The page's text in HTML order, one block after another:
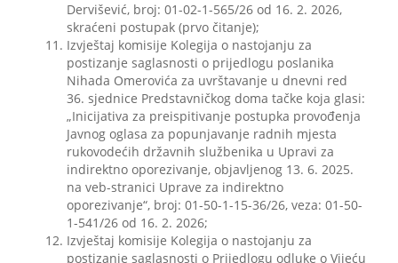
Dervišević, broj: 01-02-1-565/26 od 16. 2. 2026,
skraćeni postupak (prvo čitanje);
Izvještaj komisije Kolegija o nastojanju za
postizanje saglasnosti o prijedlogu poslanika
Nihada Omerovića za uvrštavanje u dnevni red
36. sjednice Predstavničkog doma tačke koja glasi:
„Inicijativa za preispitivanje postupka provođenja
Javnog oglasa za popunjavanje radnih mjesta
rukovodećih državnih službenika u Upravi za
indirektno oporezivanje, objavljenog 13. 6. 2025.
na veb-stranici Uprave za indirektno
oporezivanje“, broj: 01-50-1-15-36/26, veza: 01-50-
1-541/26 od 16. 2. 2026;
Izvještaj komisije Kolegija o nastojanju za
postizanje saglasnosti o Prijedlogu odluke o Vijeću